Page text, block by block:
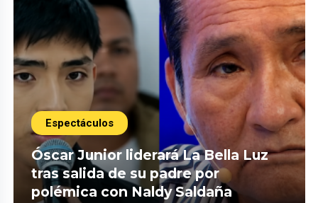
Espectáculos
Óscar Junior liderará La Bella Luz
tras salida de su padre por
polémica con Naldy Saldaña